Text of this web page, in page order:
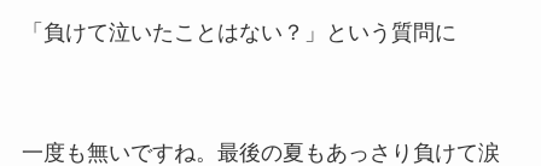
「負けて泣いたことはない？」という質問に
一度も無いですね。最後の夏もあっさり負けて涙